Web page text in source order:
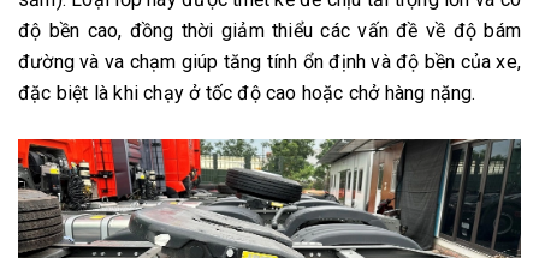
độ bền cao, đồng thời giảm thiểu các vấn đề về độ bám
đường và va chạm giúp tăng tính ổn định và độ bền của xe,
đặc biệt là khi chạy ở tốc độ cao hoặc chở hàng nặng.